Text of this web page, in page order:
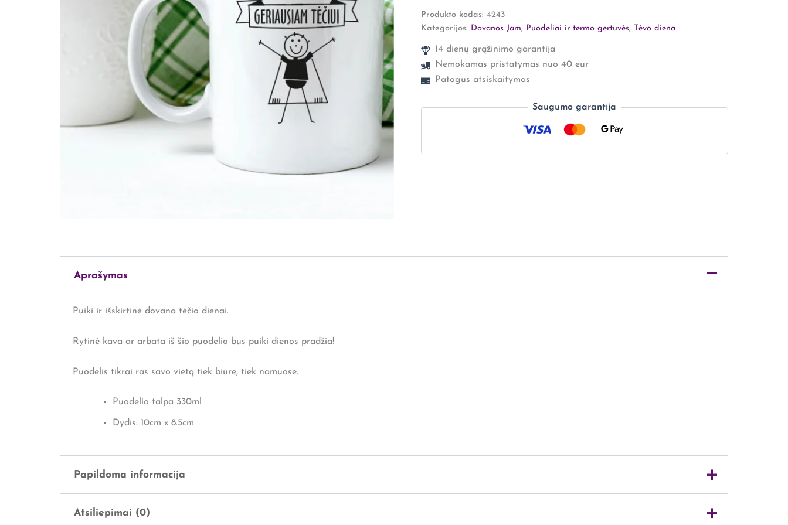
Produkto kodas: 4243
Kategorijos: Dovanos Jam, Puodeliai ir termo gertuvės, Tėvo diena
14 dienų grąžinimo garantija
Nemokamas pristatymas nuo 40 eur
Patogus atsiskaitymas
Saugumo garantija
Aprašymas
Puiki ir išskirtinė dovana tėčio dienai.
Rytinė kava ar arbata iš šio puodelio bus puiki dienos pradžia!
Puodelis tikrai ras savo vietą tiek biure, tiek namuose.
Puodelio talpa 330ml
Dydis: 10cm x 8.5cm
Papildoma informacija
Svoris
Atsiliepimai (0)